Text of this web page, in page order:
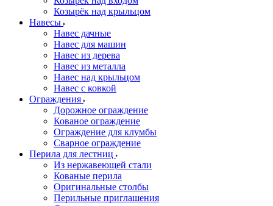
Козырёк над крыльцом
Навесы
Навес дачные
Навес для машин
Навес из дерева
Навес из металла
Навес над крыльцом
Навес с ковкой
Ограждения
Дорожное ограждение
Кованое ограждение
Ограждение для клумбы
Сварное ограждение
Перила для лестниц
Из нержавеющей стали
Кованые перила
Оригинальные столбы
Перильные приглашения